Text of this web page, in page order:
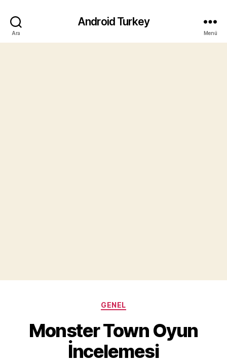
Ara
Android Turkey
Menü
Kategoriler
GENEL
Monster Town Oyun
İncelemesi